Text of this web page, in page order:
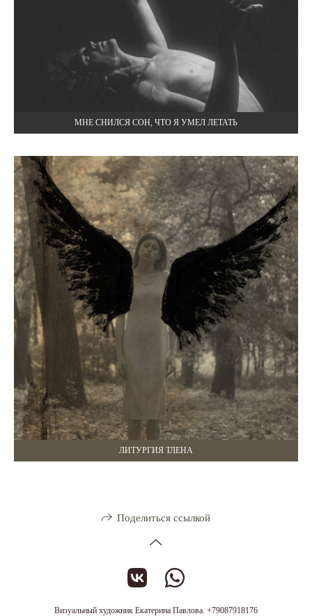
МНЕ СНИЛСЯ СОН, ЧТО Я УМЕЛ ЛЕТАТЬ
ЛИТУРГИЯ ТЛЕНА
Поделиться ссылкой
Визуальный художник Екатерина Павлова. +79087918176